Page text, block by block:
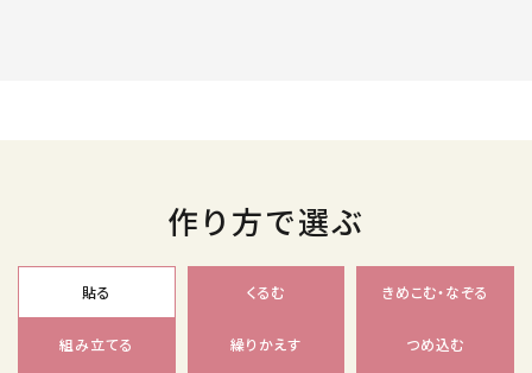
作り方で選ぶ
貼る くるむ きめこむ・なぞる
組み立てる 繰りかえす つめ込む